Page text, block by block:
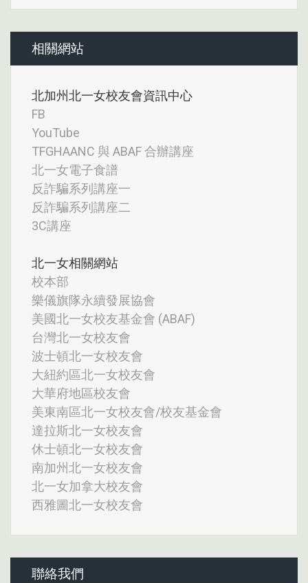
相關網站
北加州北一女校友會資訊中心
FB
YouTube
TFGHAANC 與 ABAF 合辦講座
北一女電子食譜
反詐騙系列講座一
反詐騙系列講座二
3C講座
北一女相關網站
校本部
樂儀旗隊永續發展協會
美國北一女校友基金會 (ABAF)
台灣北一女校友會
波士頓北一女校友會
大紐約區北一女校友會
大華府地區校友會
美東南區北一女校友會/校友基金會
達拉斯北一女校友會
休士頓北一女校友會
南加州北一女校友會
北一女加拿大校友會
西雅圖北一女校友會
聯絡我們